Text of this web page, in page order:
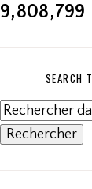
9,808,799
SEARCH